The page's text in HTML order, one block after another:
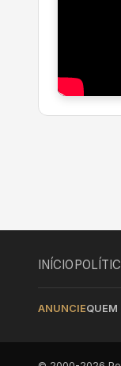
INÍCIO
ANUNCIEQUEM